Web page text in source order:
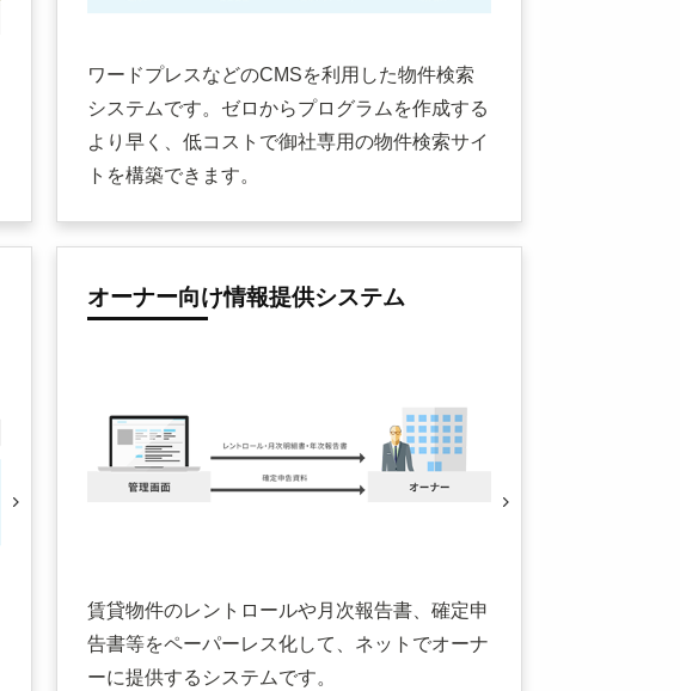
ワードプレスなどのCMSを利用した物件検索
システムです。ゼロからプログラムを作成する
より早く、低コストで御社専用の物件検索サイ
トを構築できます。
オーナー向け情報提供システム
賃貸物件のレントロールや月次報告書、確定申
告書等をペーパーレス化して、ネットでオーナ
ーに提供するシステムです。